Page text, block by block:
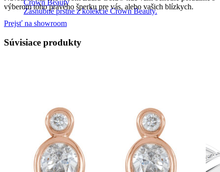
Crown Beauty
Zásnubné prstne z kolekcie Crown Beauty.
výberom toho pravého šperku pre vás, alebo vašich blízkych.
Prejsť na showroom
Súvisiace produkty